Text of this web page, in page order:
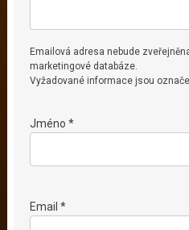
Emailová adresa nebude
marketingové databáze.
Vyžadované informace jsou
Jméno *
Email *